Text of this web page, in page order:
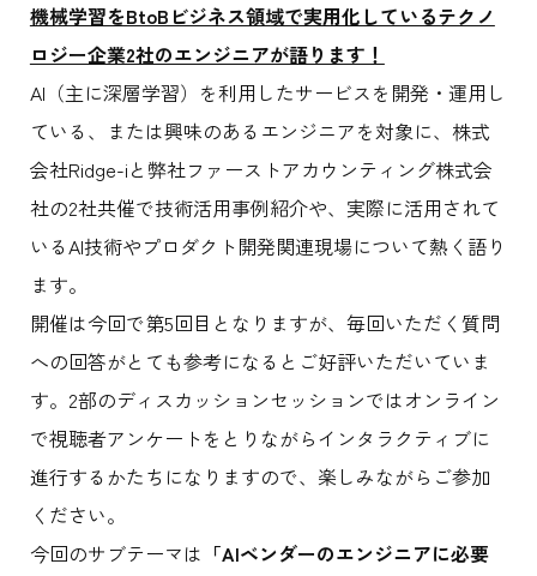
機械学習をBtoBビジネス領域で実用化しているテクノ
ロジー企業2社のエンジニアが語ります！
AI（主に深層学習）を利用したサービスを開発・運用し
ている、または興味のあるエンジニアを対象に、株式
会社Ridge-iと弊社ファーストアカウンティング株式会
社の2社共催で技術活用事例紹介や、実際に活用されて
いるAI技術やプロダクト開発関連現場について熱く語り
ます。
開催は今回で第5回目となりますが、毎回いただく質問
への回答がとても参考になるとご好評いただいていま
す。2部のディスカッションセッションではオンライン
で視聴者アンケートをとりながらインタラクティブに
進行するかたちになりますので、楽しみながらご参加
ください。
今回のサブテーマは 「AIベンダーのエンジニアに必要